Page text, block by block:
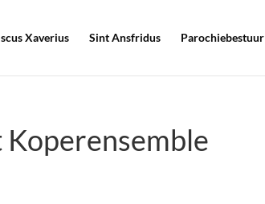
Xaverius Sint Ansfridus Parochiebestuur
Koperensemble